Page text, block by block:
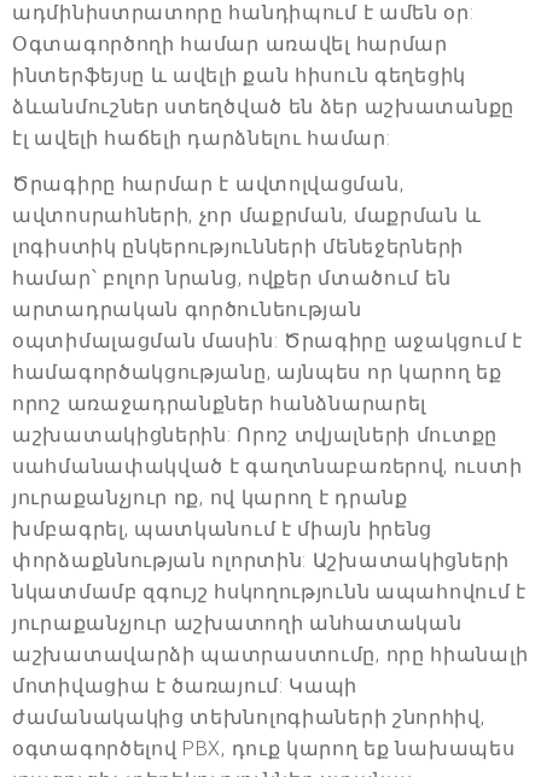
ադմինիստրատորը հանդիպում է ամեն օր:
Օգտագործողի համար առավել հարմար
ինտերֆեյսը և ավելի քան հիսուն գեղեցիկ
ձևանմուշներ ստեղծված են ձեր աշխատանքը
էլ ավելի հաճելի դարձնելու համար:
Ծրագիրը հարմար է ավտոլվացման,
ավտոսրահների, չոր մաքրման, մաքրման և
լոգիստիկ ընկերությունների մենեջերների
համար՝ բոլոր նրանց, ովքեր մտածում են
արտադրական գործունեության
օպտիմալացման մասին: Ծրագիրը աջակցում է
համագործակցությանը, այնպես որ կարող եք
որոշ առաջադրանքներ հանձնարարել
աշխատակիցներին: Որոշ տվյալների մուտքը
սահմանափակված է գաղտնաբառերով, ուստի
յուրաքանչյուր ոք, ով կարող է դրանք
խմբագրել, պատկանում է միայն իրենց
փորձաքննության ոլորտին: Աշխատակիցների
նկատմամբ զգույշ հսկողությունն ապահովում է
յուրաքանչյուր աշխատողի անհատական
աշխատավարձի պատրաստումը, որը հիանալի
մոտիվացիա է ծառայում: Կապի
ժամանակակից տեխնոլոգիաների շնորհիվ,
օգտագործելով PBX, դուք կարող եք նախապես